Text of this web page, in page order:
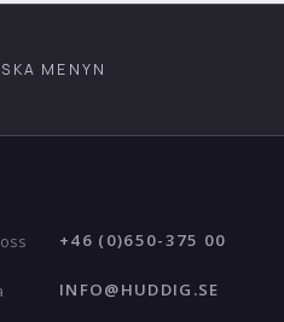
MENYN
+46 (0)650-375 00
INFO@HUDDIG.SE